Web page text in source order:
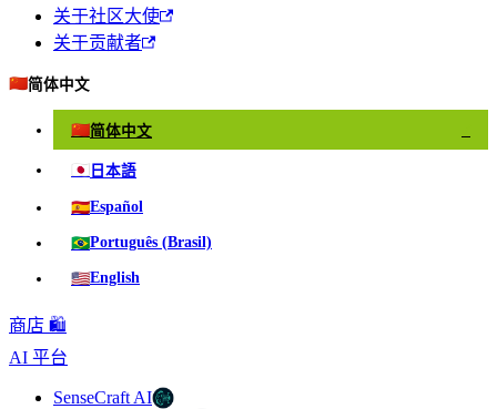
关于社区大使
关于贡献者
🇨🇳简体中文
🇨🇳简体中文
🇯🇵 日本語
🇪🇸Español
🇧🇷Português (Brasil)
🇺🇸English
商店 🛍️
AI 平台
SenseCraft AI